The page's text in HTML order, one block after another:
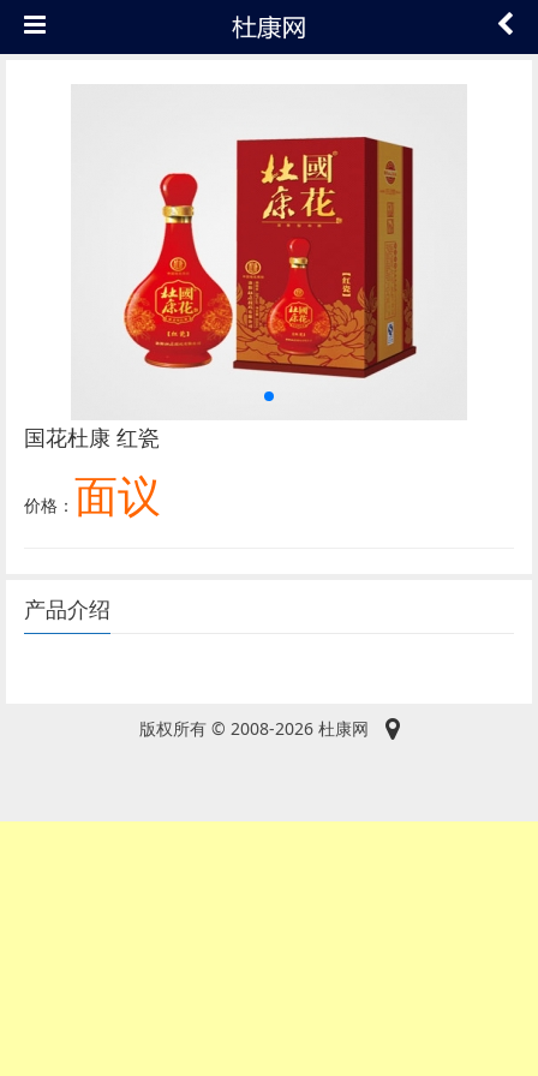
国花杜康 红瓷
价格： 面议
产品介绍
版权所有 © 2008-2026 杜康网